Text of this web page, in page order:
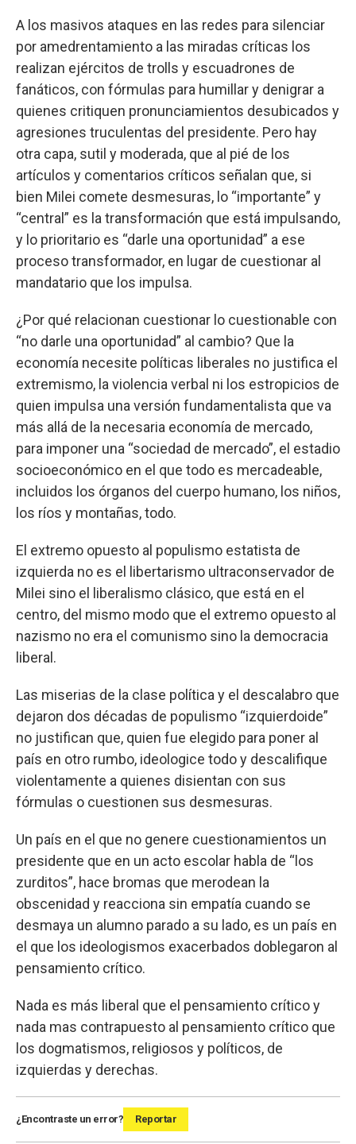
A los masivos ataques en las redes para silenciar
por amedrentamiento a las miradas críticas los
realizan ejércitos de trolls y escuadrones de
fanáticos, con fórmulas para humillar y denigrar a
quienes critiquen pronunciamientos desubicados y
agresiones truculentas del presidente. Pero hay
otra capa, sutil y moderada, que al pié de los
artículos y comentarios críticos señalan que, si
bien Milei comete desmesuras, lo “importante” y
“central” es la transformación que está impulsando,
y lo prioritario es “darle una oportunidad” a ese
proceso transformador, en lugar de cuestionar al
mandatario que los impulsa.
¿Por qué relacionan cuestionar lo cuestionable con
“no darle una oportunidad” al cambio? Que la
economía necesite políticas liberales no justifica el
extremismo, la violencia verbal ni los estropicios de
quien impulsa una versión fundamentalista que va
más allá de la necesaria economía de mercado,
para imponer una “sociedad de mercado”, el estadio
socioeconómico en el que todo es mercadeable,
incluidos los órganos del cuerpo humano, los niños,
los ríos y montañas, todo.
El extremo opuesto al populismo estatista de
izquierda no es el libertarismo ultraconservador de
Milei sino el liberalismo clásico, que está en el
centro, del mismo modo que el extremo opuesto al
nazismo no era el comunismo sino la democracia
liberal.
Las miserias de la clase política y el descalabro que
dejaron dos décadas de populismo “izquierdoide”
no justifican que, quien fue elegido para poner al
país en otro rumbo, ideologice todo y descalifique
violentamente a quienes disientan con sus
fórmulas o cuestionen sus desmesuras.
Un país en el que no genere cuestionamientos un
presidente que en un acto escolar habla de “los
zurditos”, hace bromas que merodean la
obscenidad y reacciona sin empatía cuando se
desmaya un alumno parado a su lado, es un país en
el que los ideologismos exacerbados doblegaron al
pensamiento crítico.
Nada es más liberal que el pensamiento crítico y
nada mas contrapuesto al pensamiento crítico que
los dogmatismos, religiosos y políticos, de
izquierdas y derechas.
¿Encontraste un error? Reportar